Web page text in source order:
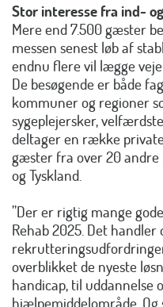
Stor interesse fra ind-
Mere end 7.500 gæster
messen senest løb af
endnu flere vil lægge
De besøgende er både
kommuner og regioner
sygeplejersker,
deltager en række
gæster fra over 20 andre
og Tyskland.
”Der er rigtig mange
Rehab 2025. Det
overblikket de nyeste
handicap, til uddannelse
hjælpemiddelområde. Og